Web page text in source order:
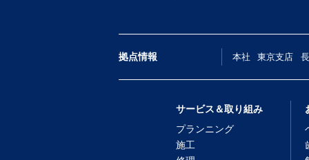
拠点情報 本社 東京支店
サービス＆取り組み
プランニング
施工